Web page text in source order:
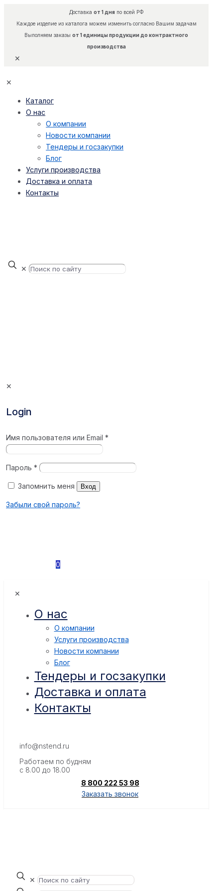
Доставка от 1 дняпо всей РФ
Каждое изделие из каталога можем изменить согласно Вашим задачам
Выполняем заказы от 1 единицы продукции до контрактного
производства
✕
✕
Каталог
О нас
О компании
Новости компании
Тендеры и госзакупки
Блог
Услуги производства
Доставка и оплата
Контакты
✕
✕
Login
Имя пользователя или Email*
Пароль*
Запомнить меня Вход
Забыли свой пароль?
0
✕
О нас
О компании
Услуги производства
Новости компании
Блог
Тендеры и госзакупки
Доставка и оплата
Контакты
info@nstend.ru
Работаем по будням
с 8.00 до 18.00
8 800 222 53 98
Заказать звонок
✕